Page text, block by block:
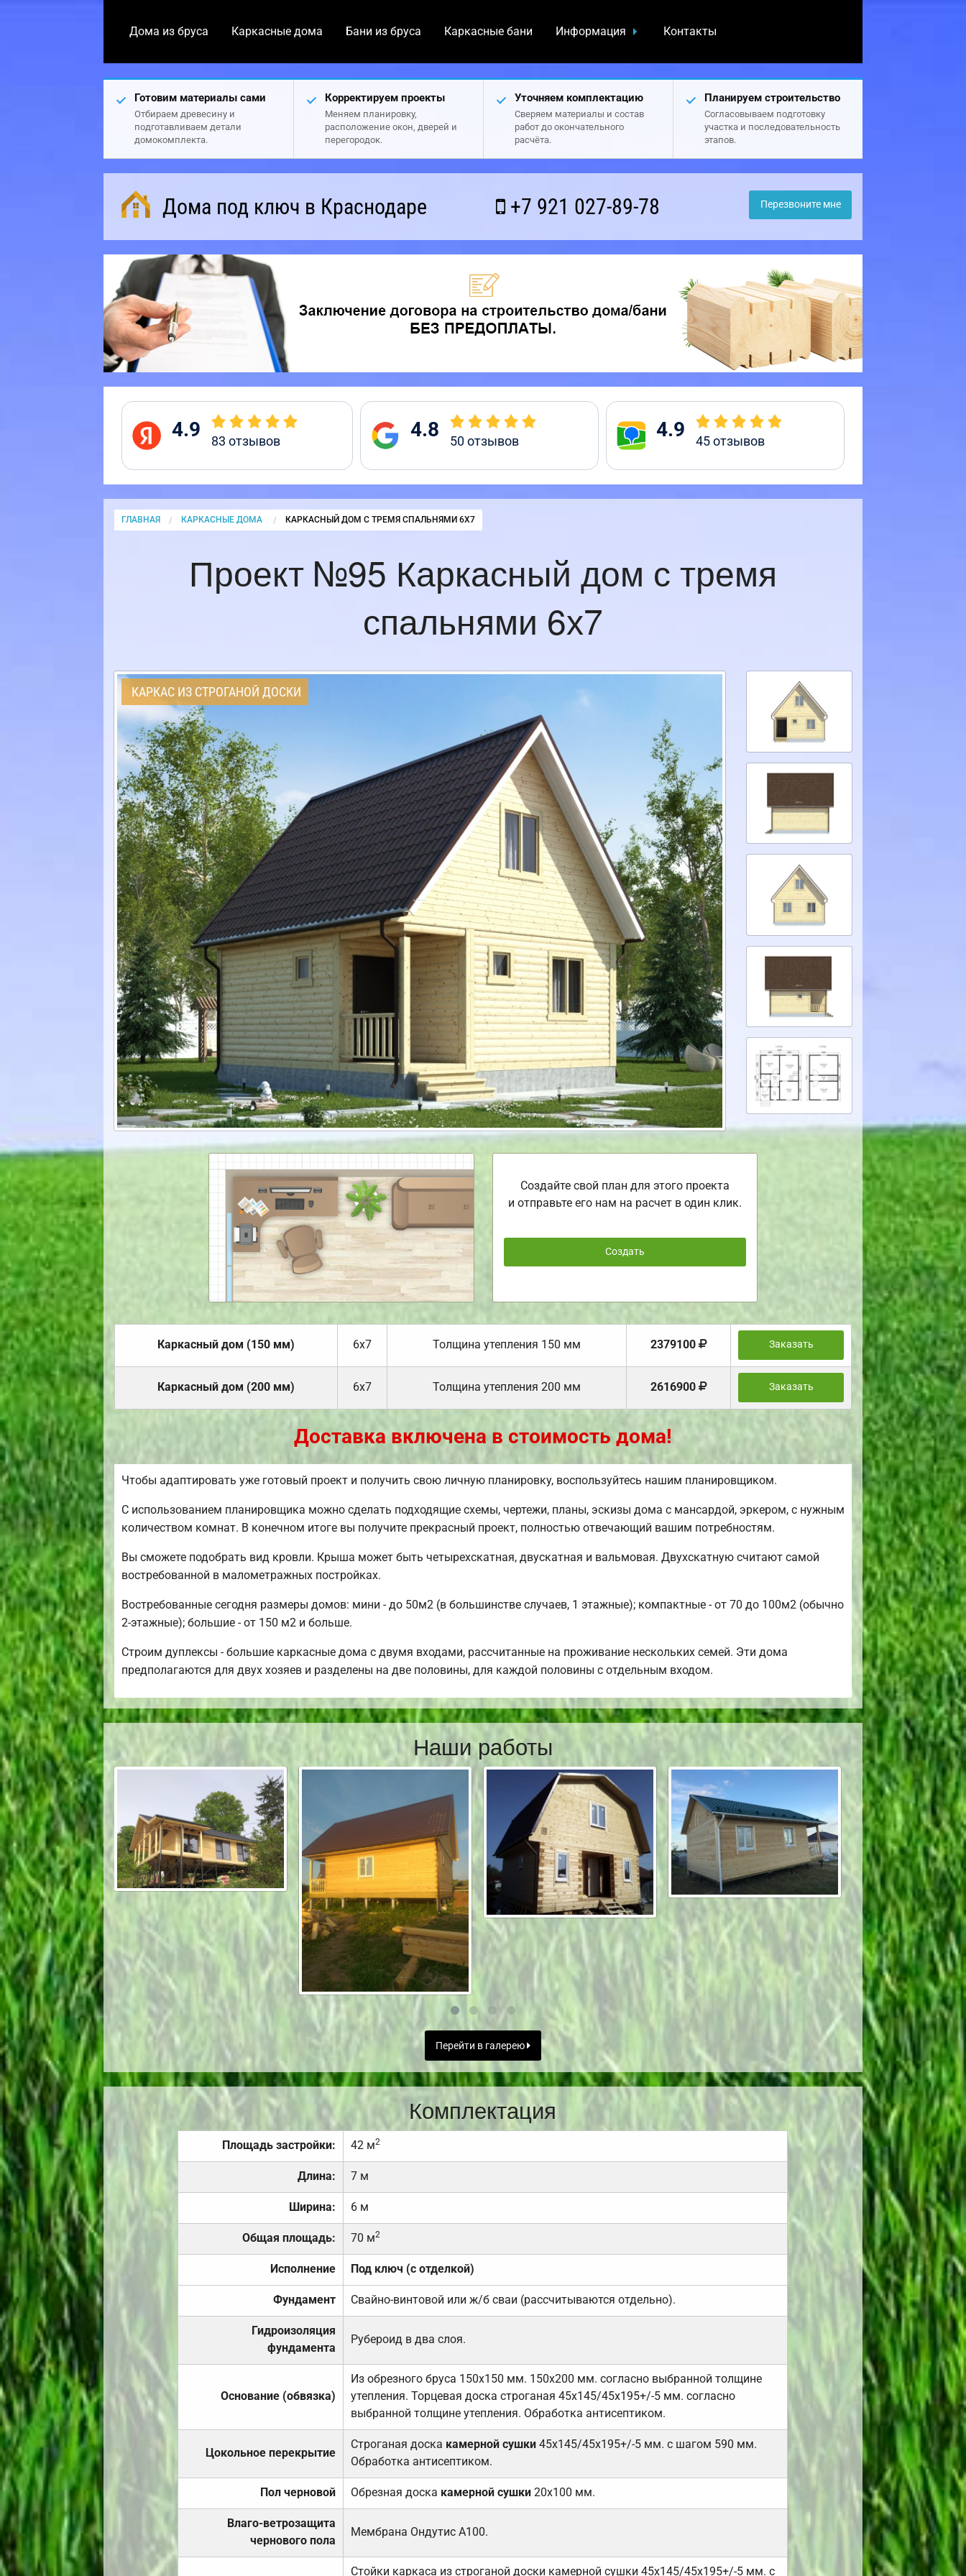
Дома из бруса Каркасные дома Бани из бруса Каркасные бани Информация Контакты
Готовим материалы сами
Отбираем древесину и
подготавливаем детали
домокомплекта.
Корректируем проекты
Меняем планировку,
расположение окон, дверей и
перегородок.
Уточняем комплектацию
Сверяем материалы и состав
работ до окончательного
расчёта.
Планируем строительство
Согласовываем подготовку
участка и последовательность
этапов.
Дома под ключ в Краснодаре +7 921 027-89-78 Перезвоните мне
4.9 83 отзывов 4.8 50отзывов 4.9 45отзывов
ГЛАВНАЯ КАРКАСНЫЕ ДОМА CURRENT:
КАРКАСНЫЙ ДОМ С ТРЕМЯ СПАЛЬНЯМИ 6Х7
Проект №95 Каркасный дом с тремя
спальнями 6х7
КАРКАС ИЗ СТРОГАНОЙ ДОСКИ
Создайте свой план для этого проекта
и отправьте его нам на расчет в один клик.
Создать
Каркасный дом (150 мм) 6х7 Толщина утепления 150 мм 2379100 Заказать
Каркасный дом (200 мм) 6х7 Толщина утепления 200 мм 2616900 Заказать
Доставка включена в стоимость дома!
Чтобы адаптировать уже готовый проект и получить свою личную планировку, воспользуйтесь нашим планировщиком.
С использованием планировщика можно сделать подходящие схемы, чертежи, планы, эскизы дома с мансардой, эркером, с нужным
количеством комнат. В конечном итоге вы получите прекрасный проект, полностью отвечающий вашим потребностям.
Вы сможете подобрать вид кровли. Крыша может быть четырехскатная, двускатная и вальмовая. Двухскатную считают самой
востребованной в малометражных постройках.
Востребованные сегодня размеры домов: мини - до 50м2 (в большинстве случаев, 1 этажные); компактные - от 70 до 100м2 (обычно
2-этажные); большие - от 150 м2 и больше.
Строим дуплексы - большие каркасные дома с двумя входами, рассчитанные на проживание нескольких семей. Эти дома
предполагаются для двух хозяев и разделены на две половины, для каждой половины с отдельным входом.
Наши работы
Перейти в галерею
Комплектация
Площадь застройки: 42 м2
Длина: 7 м
Ширина: 6 м
Общая площадь: 70 м2
Исполнение Под ключ (с отделкой)
Фундамент Свайно-винтовой или ж/б сваи (рассчитываются отдельно).
Гидроизоляция
фундамента
Рубероид в два слоя.
Основание (обвязка)
Из обрезного бруса 150х150 мм. 150х200 мм. согласно выбранной толщине
утепления. Торцевая доска строганая 45х145/45х195+/-5 мм. согласно
выбранной толщине утепления. Обработка антисептиком.
Цокольное перекрытие
Строганая доска камерной сушки 45х145/45х195+/-5 мм. с шагом 590 мм.
Обработка антисептиком.
Пол черновой Обрезная доска камерной сушки20х100 мм.
Влаго-ветрозащита
чернового пола
Мембрана Ондутис А100.
Стойки каркаса из строганой доски камерной сушки 45х145/45х195+/-5 мм. с